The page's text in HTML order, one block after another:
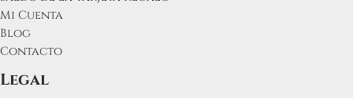
Mi Cuenta
Blog
Contacto
Legal